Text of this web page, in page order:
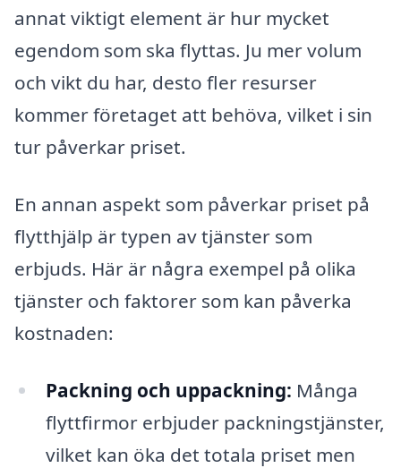
annat viktigt element är hur mycket
egendom som ska flyttas. Ju mer volum
och vikt du har, desto fler resurser
kommer företaget att behöva, vilket i sin
tur påverkar priset.
En annan aspekt som påverkar priset på
flytthjälp är typen av tjänster som
erbjuds. Här är några exempel på olika
tjänster och faktorer som kan påverka
kostnaden:
Packning och uppackning: Många
flyttfirmor erbjuder packningstjänster,
vilket kan öka det totala priset men